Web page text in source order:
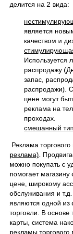
делится на 2 вида:
является
качеством и
Используется
распродажу
запас,
распродажи).
цене могут
реклама на
проходах.
смешанный тип
Реклама
реклама) .
можно покупать с
помогает магазину
цене, широкому
обслуживания и
являются одной
торговли. В основе
карты, система
рекламы торгового